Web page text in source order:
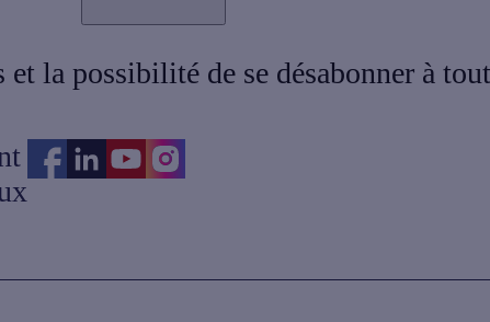
la possibilité de se désabonner à